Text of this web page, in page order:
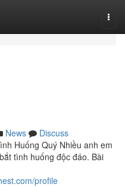
News
Discuss
Huống Quý Nhiều anh em
tình huống độc đáo. Bài
profile